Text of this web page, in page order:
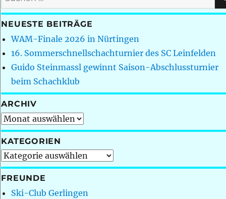
nach:
NEUESTE BEITRÄGE
WAM-Finale 2026 in Nürtingen
16. Sommerschnellschachturnier des SC Leinfelden
Guido Steinmassl gewinnt Saison-Abschlussturnier
beim Schachklub
ARCHIV
Archiv
KATEGORIEN
Kategorien
FREUNDE
Ski-Club Gerlingen